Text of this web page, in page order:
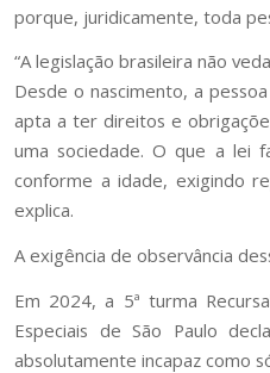
porque, juridicamente, toda
“A legislação brasileira não
Desde o nascimento, a
apta a ter direitos e
uma sociedade. O que a lei
conforme a idade, exigindo
explica.
A exigência de observância
Em 2024, a 5ª turma
Especiais de São Paulo
absolutamente incapaz como